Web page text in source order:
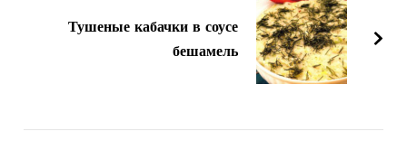
Тушеные кабачки в соусе
бешамель